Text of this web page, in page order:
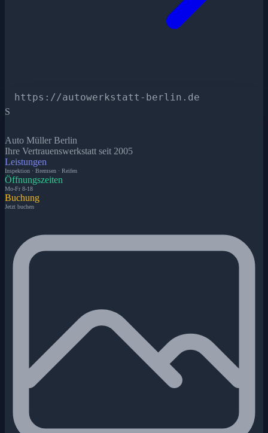
https://autowerkstatt-berlin.de
S
Auto Müller Berlin
Ihre Vertrauenswerkstatt seit 2005
Leistungen
Inspektion · Bremsen · Reifen
Öffnungszeiten
Mo-Fr 8-18
Buchung
Jetzt buchen